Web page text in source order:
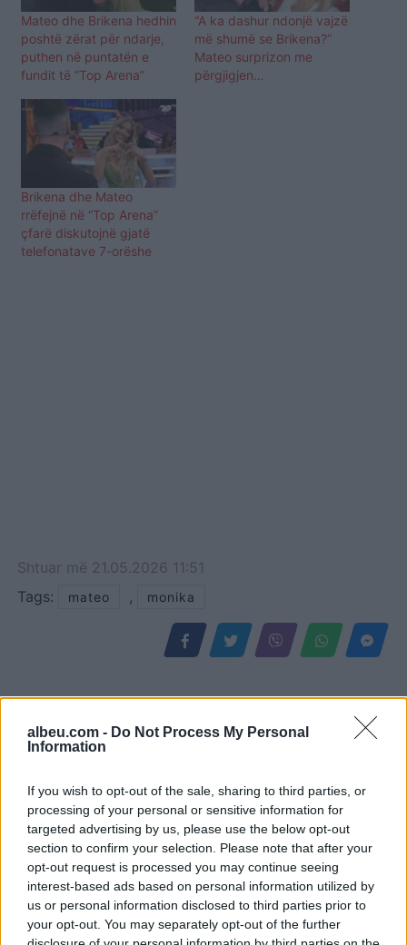
albeu.com - Do Not Process My Personal
Information
If you wish to opt-out of the sale, sharing to third parties, or
processing of your personal or sensitive information for
targeted advertising by us, please use the below opt-out
section to confirm your selection. Please note that after your
opt-out request is processed you may continue seeing
interest-based ads based on personal information utilized by
us or personal information disclosed to third parties prior to
your opt-out. You may separately opt-out of the further
Mateo dhe Brikena hedhin
poshtë zërat për ndarje,
puthen në puntatën e
fundit të “Top Arena”
“A ka dashur ndonjë vajzë
më shumë se Brikena?”
Mateo surprizon me
përgjigjen…
Brikena dhe Mateo
rrëfejnë në “Top Arena”
çfarë diskutojnë gjatë
telefonatave 7-orëshe
Shtuar më 21.05.2026 11:51
Tags:
mateo , monika
Infermierja shqiptare në
Itali shpërthen në lot në
protestë: Pacientët
detyrohen të kërkojnë
kurim jashtë vendit
Osman Stafa thirrje
qytetarëve nga protesta:
Mbi partitë të vendosim
Shqipërinë, ka ardhur
koha e brezit të ri